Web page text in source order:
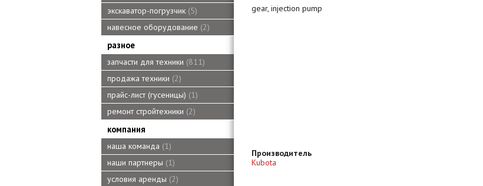
экскаватор-погрузчик 5
навесное оборудование 2
разное
запчасти для техники 811
продажа техники 2
прайс-лист (гусеницы)
1
ремонт стройтехники 2
компания
наша команда
1
наши партнеры
1
условия аренды 2
gear, injection pump
Производитель
Kubota